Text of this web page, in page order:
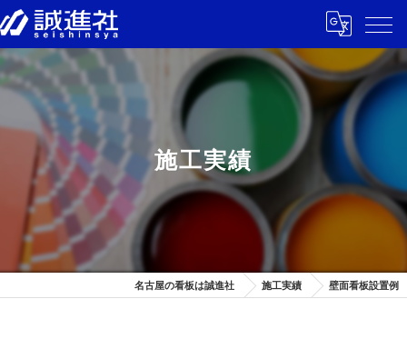
施工実績
名古屋の看板は誠進社 施工実績 壁面看板設置例